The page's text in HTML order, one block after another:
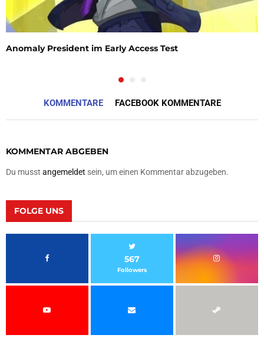
Anomaly President im Early Access Test
KOMMENTARE FACEBOOK KOMMENTARE
KOMMENTAR ABGEBEN
Du musst angemeldet sein, um einen Kommentar abzugeben.
FOLGE UNS
567
Followers